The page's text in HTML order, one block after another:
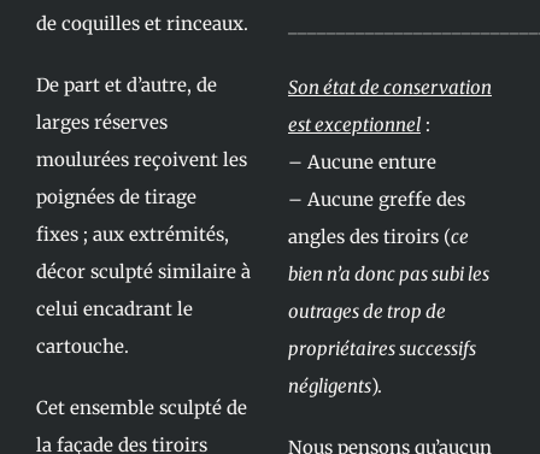
de coquilles et rinceaux.
De part et d’autre, de
larges réserves
moulurées reçoivent les
poignées de tirage
fixes ; aux extrémités,
décor sculpté similaire à
celui encadrant le
cartouche.
Cet ensemble sculpté de
la façade des tiroirs
Son état de conservation
est exceptionnel :
– Aucune enture
– Aucune greffe des
angles des tiroirs (ce
bien n’a donc pas subi les
outrages de trop de
propriétaires successifs
négligents).
Nous pensons qu’aucun